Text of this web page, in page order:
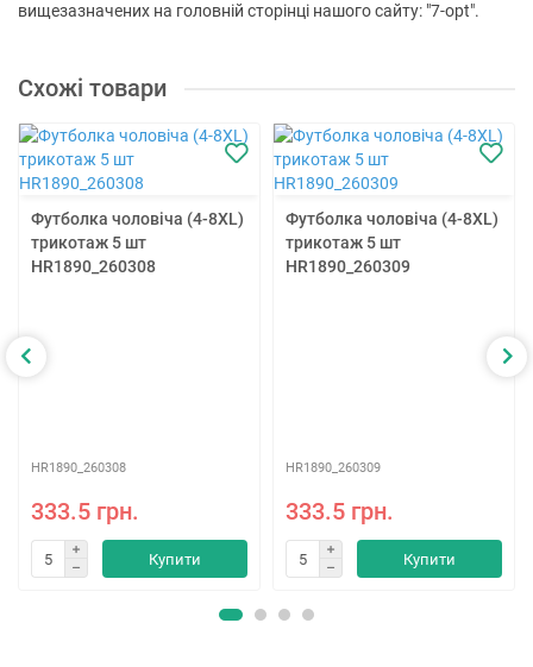
вищезазначених на головній сторінці нашого сайту: "7-opt".
Схожі товари
Футболка чоловіча (4-8XL)
трикотаж 5 шт
HR1890_260308
HR1890_260308
333.5 грн.
Купити
Футболка чоловіча (4-8XL)
трикотаж 5 шт
HR1890_260309
HR1890_260309
333.5 грн.
Купити